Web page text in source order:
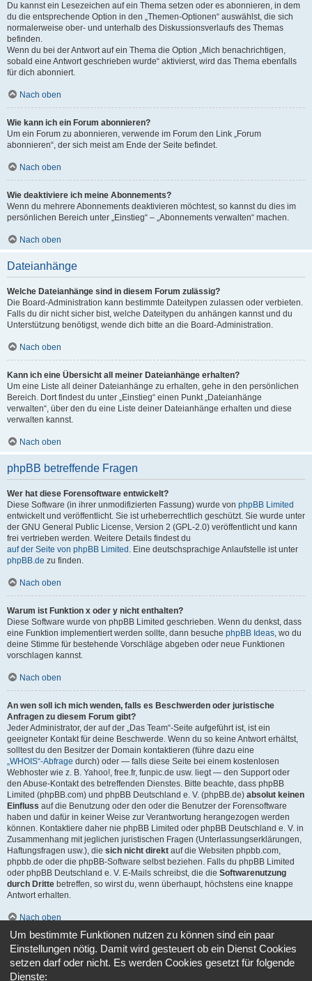
Du kannst ein Lesezeichen auf ein Thema setzen oder es abonnieren, in dem
du die entsprechende Option in den „Themen-Optionen“ auswählst, die sich
normalerweise ober- und unterhalb des Diskussionsverlaufs des Themas
befinden.
Wenn du bei der Antwort auf ein Thema die Option „Mich benachrichtigen,
sobald eine Antwort geschrieben wurde“ aktivierst, wird das Thema ebenfalls
für dich abonniert.
Nach oben
Wie kann ich ein Forum abonnieren?
Um ein Forum zu abonnieren, verwende im Forum den Link „Forum
abonnieren“, der sich meist am Ende der Seite befindet.
Nach oben
Wie deaktiviere ich meine Abonnements?
Wenn du mehrere Abonnements deaktivieren möchtest, so kannst du dies im
persönlichen Bereich unter „Einstieg“ – „Abonnements verwalten“ machen.
Nach oben
Dateianhänge
Welche Dateianhänge sind in diesem Forum zulässig?
Die Board-Administration kann bestimmte Dateitypen zulassen oder verbieten.
Falls du dir nicht sicher bist, welche Dateitypen du anhängen kannst und du
Unterstützung benötigst, wende dich bitte an die Board-Administration.
Nach oben
Kann ich eine Übersicht all meiner Dateianhänge erhalten?
Um eine Liste all deiner Dateianhänge zu erhalten, gehe in den persönlichen
Bereich. Dort findest du unter „Einstieg“ einen Punkt „Dateianhänge
verwalten“, über den du eine Liste deiner Dateianhänge erhalten und diese
verwalten kannst.
Nach oben
phpBB betreffende Fragen
Wer hat diese Forensoftware entwickelt?
Diese Software (in ihrer unmodifizierten Fassung) wurde von phpBB Limited
entwickelt und veröffentlicht. Sie ist urheberrechtlich geschützt. Sie wurde unter
der GNU General Public License, Version 2 (GPL-2.0) veröffentlicht und kann
frei vertrieben werden. Weitere Details findest du
auf der Seite von phpBB Limited . Eine deutschsprachige Anlaufstelle ist unter
phpBB.de zu finden.
Nach oben
Warum ist Funktion x oder y nicht enthalten?
Diese Software wurde von phpBB Limited geschrieben. Wenn du denkst, dass
eine Funktion implementiert werden sollte, dann besuche phpBB Ideas, wo du
deine Stimme für bestehende Vorschläge abgeben oder neue Funktionen
vorschlagen kannst.
Nach oben
An wen soll ich mich wenden, falls es Beschwerden oder juristische
Anfragen zu diesem Forum gibt?
Jeder Administrator, der auf der „Das Team“-Seite aufgeführt ist, ist ein
geeigneter Kontakt für deine Beschwerde. Wenn du so keine Antwort erhältst,
solltest du den Besitzer der Domain kontaktieren (führe dazu eine
„WHOIS“-Abfrage durch) oder — falls diese Seite bei einem kostenlosen
Webhoster wie z. B. Yahoo!, free.fr, funpic.de usw. liegt — den Support oder
den Abuse-Kontakt des betreffenden Dienstes. Bitte beachte, dass phpBB
Limited (phpBB.com) und phpBB Deutschland e. V. (phpBB.de) absolut keinen
Einfluss auf die Benutzung oder den oder die Benutzer der Forensoftware
haben und dafür in keiner Weise zur Verantwortung herangezogen werden
können. Kontaktiere daher nie phpBB Limited oder phpBB Deutschland e. V. in
Zusammenhang mit jeglichen juristischen Fragen (Unterlassungserklärungen,
Haftungsfragen usw.), die sich nicht direkt auf die Websiten phpbb.com,
phpbb.de oder die phpBB-Software selbst beziehen. Falls du phpBB Limited
oder phpBB Deutschland e. V. E-Mails schreibst, die die Softwarenutzung
durch Dritte betreffen, so wirst du, wenn überhaupt, höchstens eine knappe
Antwort erhalten.
Nach oben
Wie kann ich einen Administrator des Boards kontaktieren?
Alle Benutzer des Boards können das Kontaktformular nutzen, wenn die
Funktion durch die Board-Administration aktiviert wurde.
Mitglieder des Boards können zusätzlich den Link „Das Team“ verwenden.
Um bestimmte Funktionen nutzen zu können sind ein paar
Einstellungen nötig. Damit wird gesteuert ob ein Dienst Cookies
setzen darf oder nicht. Es werden Cookies gesetzt für folgende
Dienste: